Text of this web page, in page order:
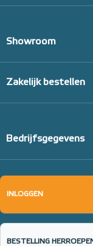
Showroom
Zakelijk bestellen
Bedrijfsgegevens
INLOGGEN
BESTELLING